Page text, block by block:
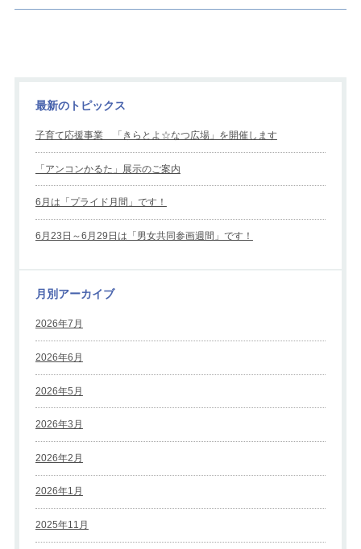
最新のトピックス
子育て応援事業 「きらとよ☆なつ広場」を開催します
「アンコンかるた」展示のご案内
6月は「プライド月間」です！
6月23日～6月29日は「男女共同参画週間」です！
月別アーカイブ
2026年7月
2026年6月
2026年5月
2026年3月
2026年2月
2026年1月
2025年11月